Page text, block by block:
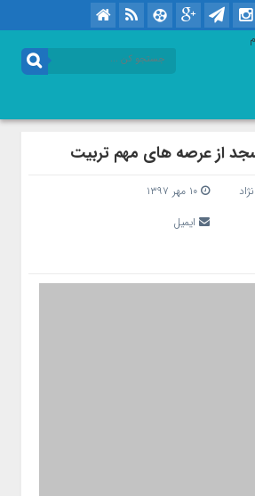
از عرصه های مهم تربیت
۱۰ مهر ۱۳۹۷
ایمیل